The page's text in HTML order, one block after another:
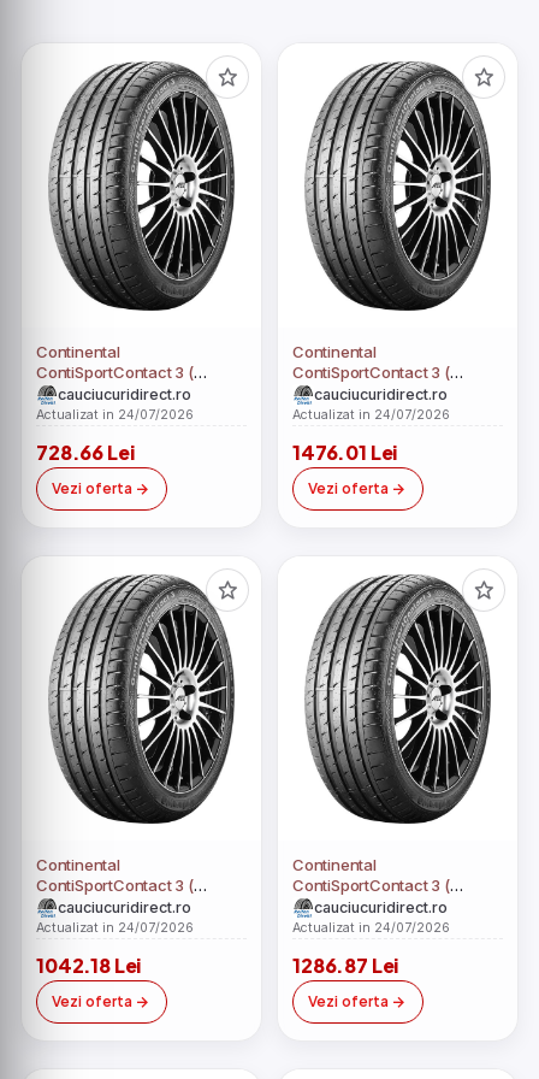
Continental
ContiSportContact 3 (
235/40 ZR18 (95Y) XL RO1,
cu protectie de janta )
cauciucuridirect.ro
Actualizat in 24/07/2026
728.66 Lei
Vezi oferta
Continental
ContiSportContact 3 (
285/40 ZR19 (103Y) N0, cu
protectie de janta )
cauciucuridirect.ro
Actualizat in 24/07/2026
1476.01 Lei
Vezi oferta
Continental
ContiSportContact 3 (
255/40 ZR18 (99Y) XL MO,
cu protectie de janta )
cauciucuridirect.ro
Actualizat in 24/07/2026
1042.18 Lei
Vezi oferta
Continental
ContiSportContact 3 (
255/45 ZR19 (100Y) N0, cu
protectie de janta )
cauciucuridirect.ro
Actualizat in 24/07/2026
1286.87 Lei
Vezi oferta